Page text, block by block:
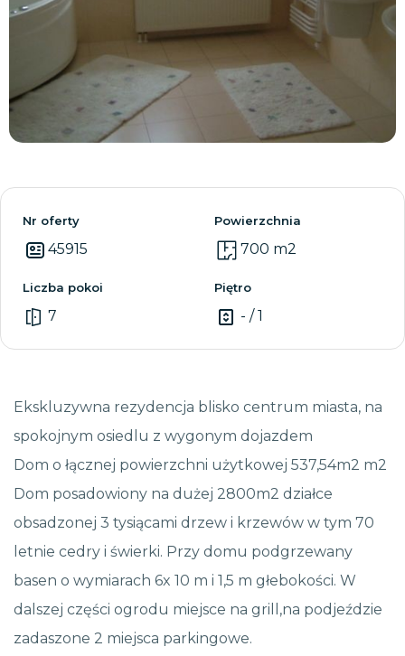
Zobacz wszystkie
Nr oferty
45915
Powierzchnia
700 m2
Liczba pokoi
7
Piętro
- / 1
Ekskluzywna rezydencja blisko centrum miasta, na
spokojnym osiedlu z wygonym dojazdem
Dom o łącznej powierzchni użytkowej 537,54m2 m2
Dom posadowiony na dużej 2800m2 działce
obsadzonej 3 tysiącami drzew i krzewów w tym 70
letnie cedry i świerki. Przy domu podgrzewany
basen o wymiarach 6x 10 m i 1,5 m głebokości. W
dalszej części ogrodu miejsce na grill,na podjeździe
zadaszone 2 miejsca parkingowe.